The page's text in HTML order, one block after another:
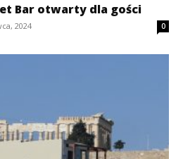
Bar otwarty dla gości
2024 0